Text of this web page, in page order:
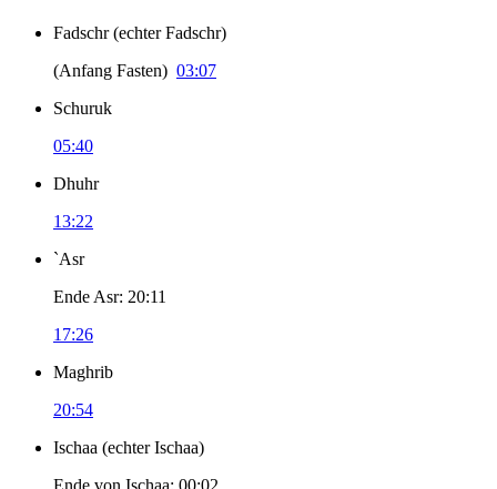
Fadschr (echter Fadschr)
(Anfang Fasten) 03:07
Schuruk
05:40
Dhuhr
13:22
`Asr
Ende Asr: 20:11
17:26
Maghrib
20:54
Ischaa (echter Ischaa)
Ende von Ischaa: 00:02